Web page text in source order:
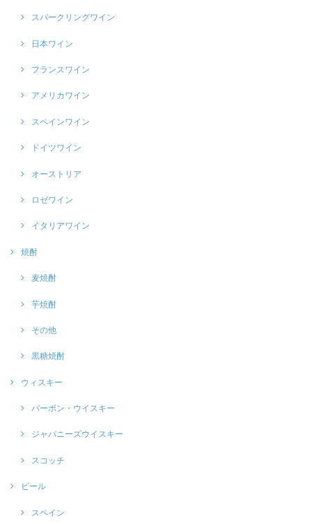
スパークリングワイン
日本ワイン
フランスワイン
アメリカワイン
スペインワイン
ドイツワイン
オーストリア
ロゼワイン
イタリアワイン
焼酎
麦焼酎
芋焼酎
その他
黒糖焼酎
ウィスキー
バーボン・ウイスキー
ジャパニーズウイスキー
スコッチ
ビール
スペイン